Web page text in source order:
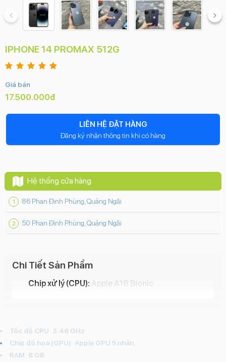
IPHONE 14 PROMAX 512G
Giá bán
17.500.000đ
LIÊN HỆ ĐẶT HÀNG
Đăng ký nhận thông tin khi có hàng
Hệ thống cửa hàng
86 Phan Đình Phùng, Quảng Ngãi
50 Phan Đình Phùng, Quảng Ngãi
Chi Tiết Sản Phẩm
Chip xử lý (CPU): Apple A16 Bionic
Tốc độ CPU: 3.46 GHz
Chip đồ họa (GPU): Apple GPU 5 nhân
RAM: 6 GB